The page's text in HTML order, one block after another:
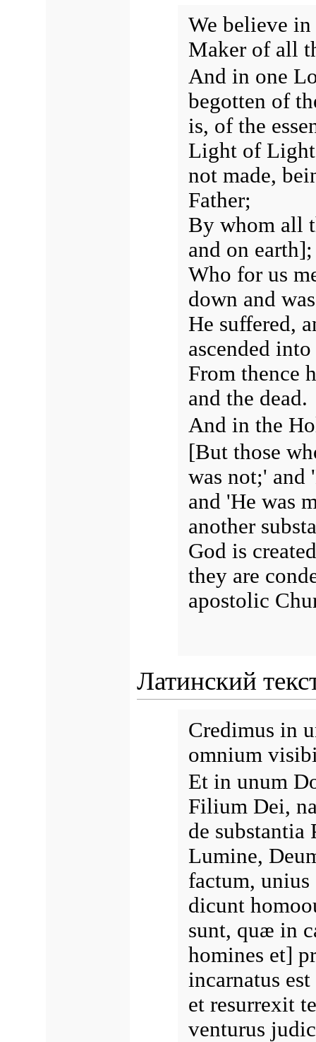
We believe
Maker of all
And in one
begotten of
is, of the
Light of
not made,
Father;
By whom all
and on earth];
Who for us
down and
He suffered,
ascended
From thence
and the dead.
And in the
[But those
was not;' and
and 'He was
another
God is
they are
apostolic
Латинский
Credimus in
omnium
Et in unum
Filium Dei,
de substantia
Lumine,
factum,
dicunt
sunt, quæ in
homines et]
incarnatus
et resurrexit
venturus